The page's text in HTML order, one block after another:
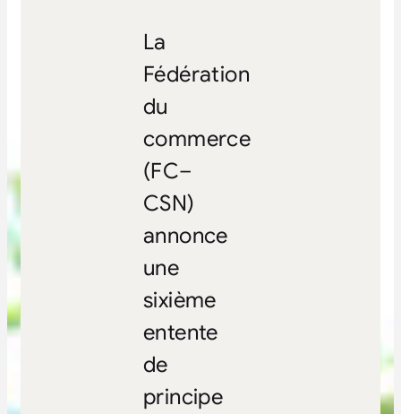
La
Fédération
du
commerce
(FC–
CSN)
annonce
une
sixième
entente
de
principe